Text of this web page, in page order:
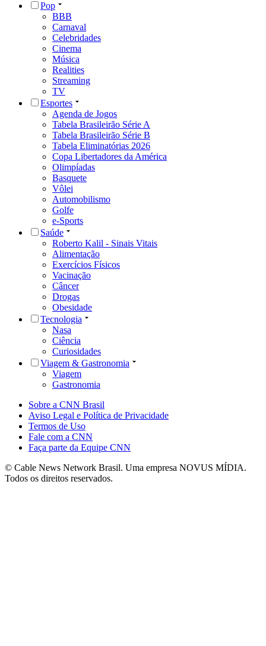
Pop
BBB
Carnaval
Celebridades
Cinema
Música
Realities
Streaming
TV
Esportes
Agenda de Jogos
Tabela Brasileirão Série A
Tabela Brasileirão Série B
Tabela Eliminatórias 2026
Copa Libertadores da América
Olimpíadas
Basquete
Vôlei
Automobilismo
Golfe
e-Sports
Saúde
Roberto Kalil - Sinais Vitais
Alimentação
Exercícios Físicos
Vacinação
Câncer
Drogas
Obesidade
Tecnologia
Nasa
Ciência
Curiosidades
Viagem & Gastronomia
Viagem
Gastronomia
Sobre a CNN Brasil
Aviso Legal e Política de Privacidade
Termos de Uso
Fale com a CNN
Faça parte da Equipe CNN
© Cable News Network Brasil. Uma empresa NOVUS MÍDIA.
Todos os direitos reservados.